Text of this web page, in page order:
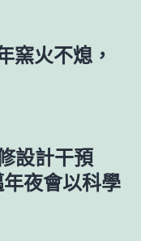
窯火不熄，
設計干預
夜會以科學